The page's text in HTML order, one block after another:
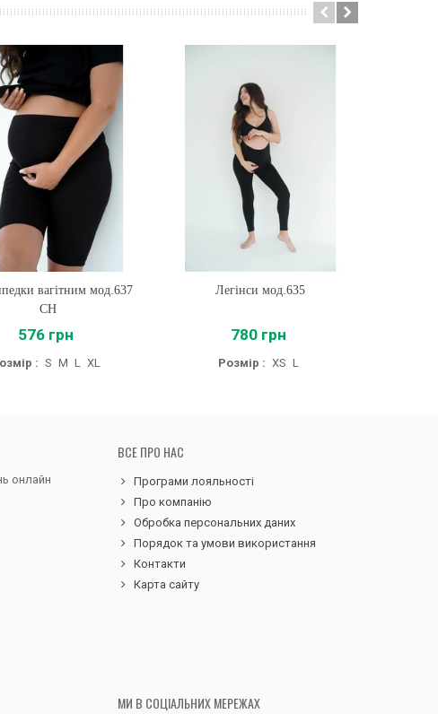
Купитивагітним мод.637
CH
576 грн
: S M L XL
Купити
Легінси мод.635
780 грн
Розмір : XS L
онлайн
ВСЕ ПРО НАС
Програми лояльності
Про компанію
Обробка персональних даних
Порядок та умови використання
Контакти
Карта сайту
МИ В СОЦІАЛЬНИХ МЕРЕЖАХ